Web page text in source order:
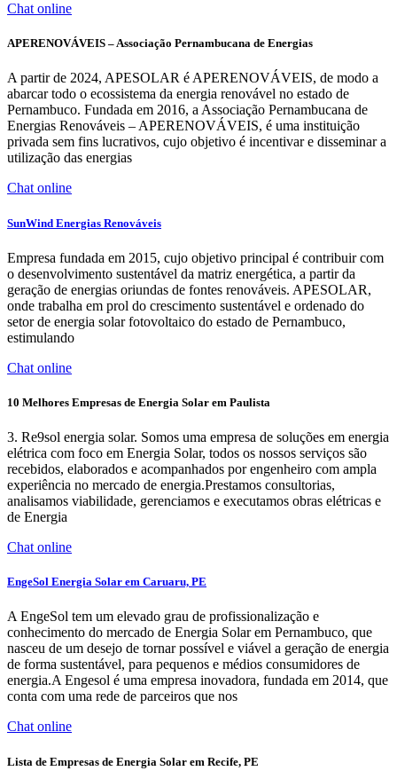
Chat online
APERENOVÁVEIS – Associação Pernambucana de Energias
A partir de 2024, APESOLAR é APERENOVÁVEIS, de modo a
abarcar todo o ecossistema da energia renovável no estado de
Pernambuco. Fundada em 2016, a Associação Pernambucana de
Energias Renováveis – APERENOVÁVEIS, é uma instituição
privada sem fins lucrativos, cujo objetivo é incentivar e disseminar a
utilização das energias
Chat online
SunWind Energias Renováveis
Empresa fundada em 2015, cujo objetivo principal é contribuir com
o desenvolvimento sustentável da matriz energética, a partir da
geração de energias oriundas de fontes renováveis. APESOLAR,
onde trabalha em prol do crescimento sustentável e ordenado do
setor de energia solar fotovoltaico do estado de Pernambuco,
estimulando
Chat online
10 Melhores Empresas de Energia Solar em Paulista
3. Re9sol energia solar. Somos uma empresa de soluções em energia
elétrica com foco em Energia Solar, todos os nossos serviços são
recebidos, elaborados e acompanhados por engenheiro com ampla
experiência no mercado de energia.Prestamos consultorias,
analisamos viabilidade, gerenciamos e executamos obras elétricas e
de Energia
Chat online
EngeSol Energia Solar em Caruaru, PE
A EngeSol tem um elevado grau de profissionalização e
conhecimento do mercado de Energia Solar em Pernambuco, que
nasceu de um desejo de tornar possível e viável a geração de energia
de forma sustentável, para pequenos e médios consumidores de
energia.A Engesol é uma empresa inovadora, fundada em 2014, que
conta com uma rede de parceiros que nos
Chat online
Lista de Empresas de Energia Solar em Recife, PE